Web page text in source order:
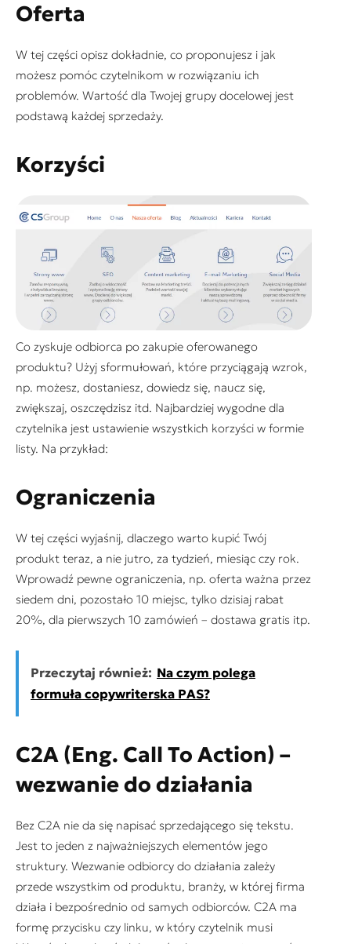
Oferta
W tej części opisz dokładnie, co proponujesz i jak
możesz pomóc czytelnikom w rozwiązaniu ich
problemów. Wartość dla Twojej grupy docelowej jest
podstawą każdej sprzedaży.
Korzyści
Co zyskuje odbiorca po zakupie oferowanego
produktu? Użyj sformułowań, które przyciągają wzrok,
np. możesz, dostaniesz, dowiedz się, naucz się,
zwiększaj, oszczędzisz itd. Najbardziej wygodne dla
czytelnika jest ustawienie wszystkich korzyści w formie
listy. Na przykład:
Ograniczenia
W tej części wyjaśnij, dlaczego warto kupić Twój
produkt teraz, a nie jutro, za tydzień, miesiąc czy rok.
Wprowadź pewne ograniczenia, np. oferta ważna przez
siedem dni, pozostało 10 miejsc, tylko dzisiaj rabat
20%, dla pierwszych 10 zamówień – dostawa gratis itp.
Przeczytaj również: Na czym polega
formuła copywriterska PAS?
C2A (Eng. Call To Action) –
wezwanie do działania
Bez C2A nie da się napisać sprzedającego się tekstu.
Jest to jeden z najważniejszych elementów jego
struktury. Wezwanie odbiorcy do działania zależy
przede wszystkim od produktu, branży, w której firma
działa i bezpośrednio od samych odbiorców. C2A ma
formę przycisku czy linku, w który czytelnik musi